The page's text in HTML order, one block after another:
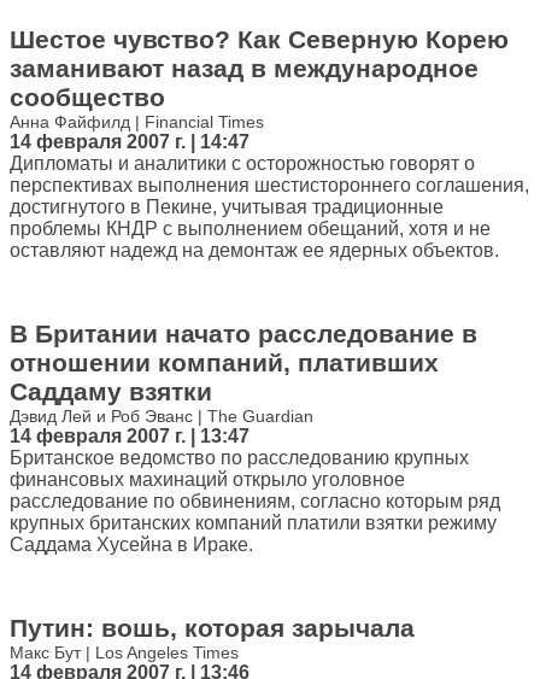
Шестое чувство? Как Северную Корею
заманивают назад в международное
сообщество
Анна Файфилд | Financial Times
14 февраля 2007 г. | 14:47
Дипломаты и аналитики с осторожностью говорят о
перспективах выполнения шестистороннего соглашения,
достигнутого в Пекине, учитывая традиционные
проблемы КНДР с выполнением обещаний, хотя и не
оставляют надежд на демонтаж ее ядерных объектов.
В Британии начато расследование в
отношении компаний, плативших
Саддаму взятки
Дэвид Лей и Роб Эванс | The Guardian
14 февраля 2007 г. | 13:47
Британское ведомство по расследованию крупных
финансовых махинаций открыло уголовное
расследование по обвинениям, согласно которым ряд
крупных британских компаний платили взятки режиму
Саддама Хусейна в Ираке.
Путин: вошь, которая зарычала
Макс Бут | Los Angeles Times
14 февраля 2007 г. | 13:46